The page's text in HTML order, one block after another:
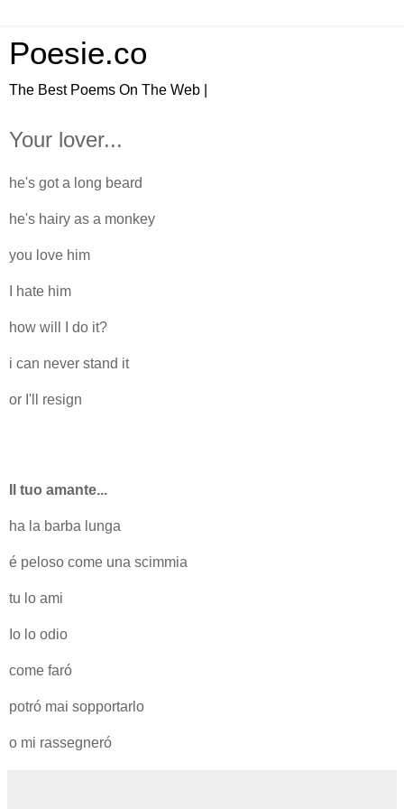
Poesie.co
The Best Poems On The Web |
Your lover...
he's got a long beard
he's hairy as a monkey
you love him
I hate him
how will I do it?
i can never stand it
or I'll resign
Il tuo amante...
ha la barba lunga
é peloso come una scimmia
tu lo ami
Io lo odio
come faró
potró mai sopportarlo
o mi rassegneró